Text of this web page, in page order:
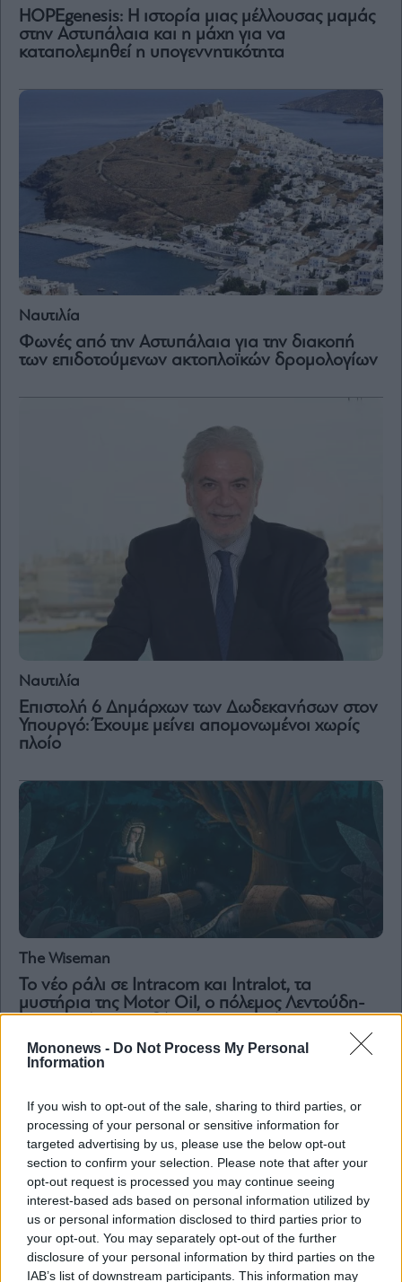
Mononews - Do Not Process My Personal
Information
If you wish to opt-out of the sale, sharing to third parties, or
processing of your personal or sensitive information for
targeted advertising by us, please use the below opt-out
section to confirm your selection. Please note that after your
opt-out request is processed you may continue seeing
interest-based ads based on personal information utilized by
us or personal information disclosed to third parties prior to
your opt-out. You may separately opt-out of the further
disclosure of your personal information by third parties on the
IAB’s list of downstream participants. This information may
HOPEgenesis: Η ιστορία μιας μέλλουσας μαμάς
στην Αστυπάλαια και η μάχη για να
καταπολεμηθεί η υπογεννητικότητα
Ναυτιλία
Φωνές από την Αστυπάλαια για την διακοπή
των επιδοτούμενων ακτοπλοϊκών δρομολογίων
Ναυτιλία
Επιστολή 6 Δημάρχων των Δωδεκανήσων στον
Υπουργό: Έχουμε μείνει απομονωμένοι χωρίς
πλοίο
The Wiseman
Το νέο ράλι σε Intracom και Intralot, τα
μυστήρια της Motor Oil, ο πόλεμος Λεντούδη-
συμβαίνει με τον Κοκλώνη και η τραπεζική
μεταγραφή